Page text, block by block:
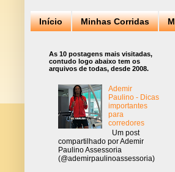
Início Minhas Corridas
As 10 postagens mais visitadas,
contudo logo abaixo tem os
arquivos de todas, desde 2008.
Ademir
Paulino - Dicas
importantes
para
corredores
Um post
compartilhado por Ademir
Paulino Assessoria
(@ademirpaulinoassessoria)